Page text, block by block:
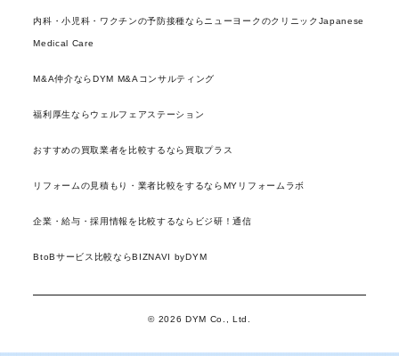
内科・小児科・ワクチンの予防接種ならニューヨークのクリニックJapanese
Medical Care
M&A仲介ならDYM M&Aコンサルティング
福利厚生ならウェルフェアステーション
おすすめの買取業者を比較するなら買取プラス
リフォームの見積もり・業者比較をするならMYリフォームラボ
企業・給与・採用情報を比較するならビジ研！通信
BtoBサービス比較ならBIZNAVI byDYM
© 2026 DYM Co., Ltd.